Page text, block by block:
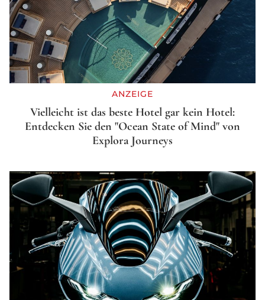
ANZEIGE
Vielleicht ist das beste Hotel gar kein Hotel:
Entdecken Sie den "Ocean State of Mind" von
Explora Journeys